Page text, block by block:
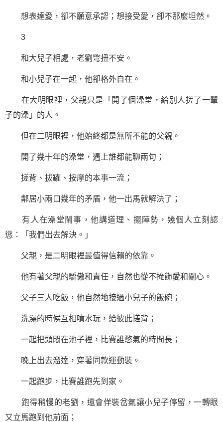
想表達愛，卻不願意承認；想接受愛，卻不那麼坦然。
3
和大兒子相處，老劉彆扭不安。
和小兒子在一起，他卻格外自在。
在大明眼裡，父親只是「開了個澡堂，給別人搓了一輩
子的澡」的人。
但在二明眼裡，他始終都是無所不能的父親。
開了幾十年的澡堂，遇上誰都能聊兩句；
搓背、拔罐、按摩的本事一流；
鄰居小兩口幾年的矛盾，他一出馬就解決了；
有人在澡堂鬧事，他講道理、擺陣勢，幾個人立刻認
慫：「我們出去解決。」
父親，是二明眼裡最值得信賴的依靠。
他有著父親的驕傲和責任，自然也從不掩飾愛和關心。
父子三人吃飯，他自然地接過小兒子的飯碗；
洗澡的時候互相噴水玩，給彼此搓背；
一起把頭悶在池子裡，比賽誰憋氣的時間長；
晚上出去溜達，穿著同款運動裝。
一起跑步，比賽誰跑先到家。
跑得稍慢的老劉，還會佯裝岔氣讓小兒子停留，一轉眼
又立馬跑到他前面；